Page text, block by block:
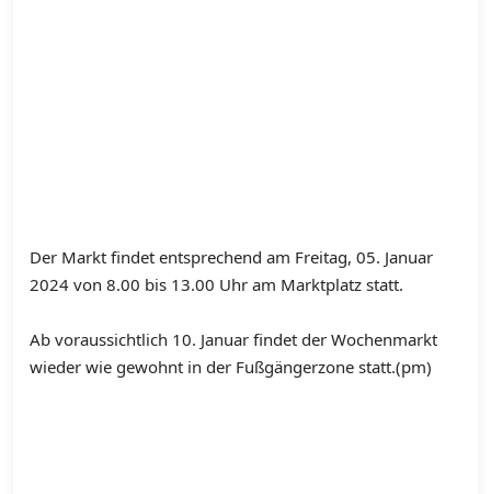
Der Markt findet entsprechend am Freitag, 05. Januar
2024 von 8.00 bis 13.00 Uhr am Marktplatz statt.
Ab voraussichtlich 10. Januar findet der Wochenmarkt
wieder wie gewohnt in der Fußgängerzone statt.(pm)